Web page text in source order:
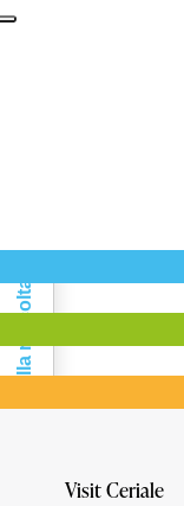
Visit Ceriale
Informativa sulla raccolta